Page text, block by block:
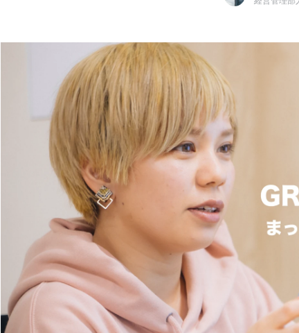
喜納 真美
株式会社クヌギ / 経営管理部人事担当